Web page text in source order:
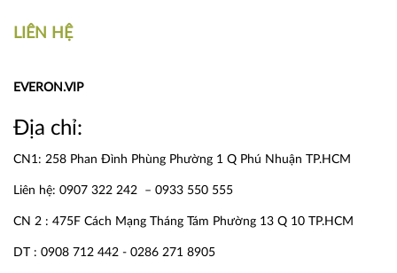
LIÊN HỆ
EVERON.VIP
Địa chỉ:
CN1: 258 Phan Đình Phùng Phường 1 Q Phú Nhuận TP.HCM
Liên hệ: 0907 322 242 – 0933 550 555
CN 2 : 475F Cách Mạng Tháng Tám Phường 13 Q 10 TP.HCM
DT : 0908 712 442 - 0286 271 8905